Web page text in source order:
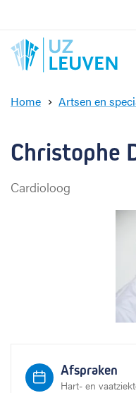
Home Artsen en
Christophe
Cardioloog
Afspraken
Hart- en